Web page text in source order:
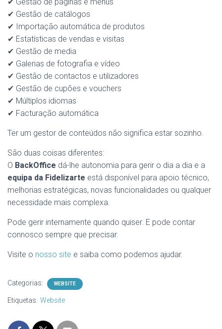
✔ Gestão de catálogos
✔ Importação automática de produtos
✔ Estatísticas de vendas e visitas
✔ Gestão de media
✔ Galerias de fotografia e vídeo
✔ Gestão de contactos e utilizadores
✔ Gestão de cupões e vouchers
✔ Múltiplos idiomas
✔ Facturação automática
Ter um gestor de conteúdos não significa estar sozinho.
São duas coisas diferentes:
O BackOffice dá-lhe autonomia para gerir o dia a dia e a
equipa da Fidelizarte está disponível para apoio técnico,
melhorias estratégicas, novas funcionalidades ou qualquer
necessidade mais complexa.
Pode gerir internamente quando quiser. E pode contar
connosco sempre que precisar.
Visite o nosso site e saiba como podemos ajudar.
Categorias: WEBSITE
Etiquetas: Website